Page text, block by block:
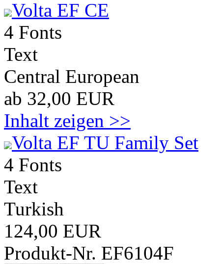
Volta EF CE
4 Fonts
Text
Central European
ab 32,00 EUR
Inhalt zeigen >>
Volta EF TU Family Set
4 Fonts
Text
Turkish
124,00 EUR
Produkt-Nr. EF6104F